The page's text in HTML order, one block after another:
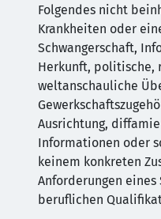
Folgendes nicht
Krankheiten oder
Schwangerschaft,
Herkunft, politische,
weltanschauliche
Ausrichtung,
Informationen oder
keinem konkreten
Anforderungen
beruflichen